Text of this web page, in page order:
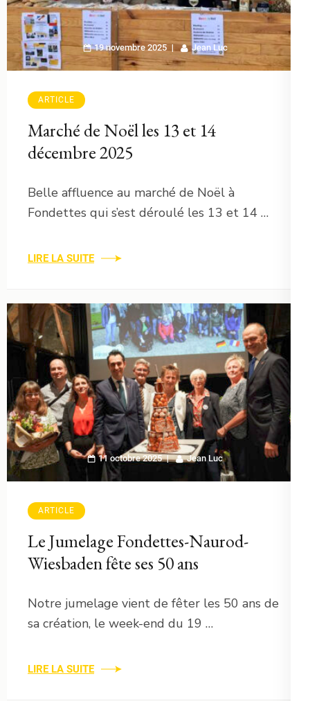
19 novembre 2025 Jean Luc
ARTICLE
Marché de Noël les 13 et 14
décembre 2025
Belle affluence au marché de Noël à
Fondettes qui s’est déroulé les 13 et 14 …
LIRE LA SUITE
11 octobre 2025 Jean Luc
ARTICLE
Le Jumelage Fondettes-Naurod-
Wiesbaden fête ses 50 ans
Notre jumelage vient de fêter les 50 ans de
sa création, le week-end du 19 …
LIRE LA SUITE